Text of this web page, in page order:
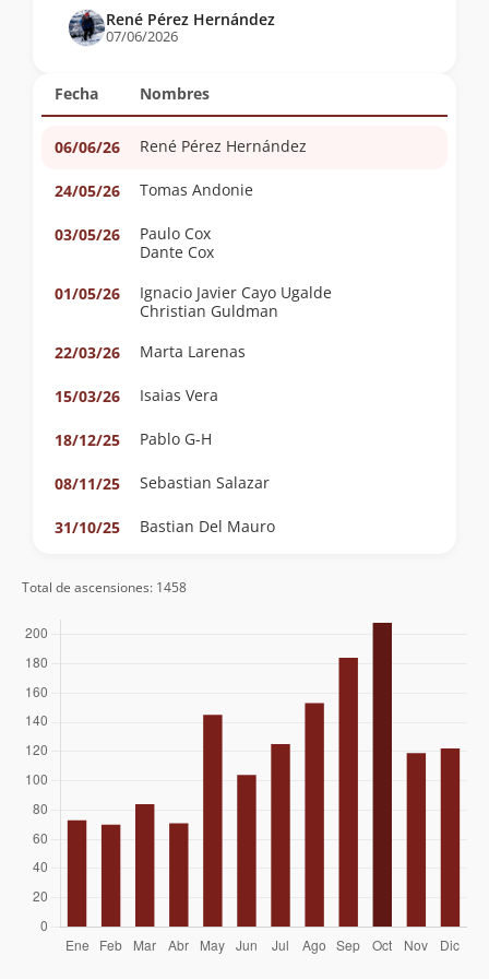
Fecha Nombres
06/06/26 René Pérez Hernández
24/05/26 Tomas Andonie
03/05/26
Paulo Cox
Dante Cox
01/05/26
Ignacio Javier Cayo Ugalde
Christian Guldman
22/03/26
Marta Larenas
15/03/26 Isaias Vera
18/12/25 Pablo G-H
08/11/25 Sebastian Salazar
31/10/25 Bastian Del Mauro
26/10/25
Jose Antonio
Pilar Basoalto
02/08/25
Luciano Pinto
10/05/25 René Pérez Hernández
René Pérez Hernández
07/06/2026
Total de ascensiones: 1458